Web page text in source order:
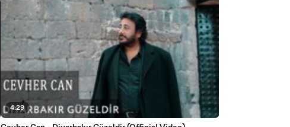
4:29